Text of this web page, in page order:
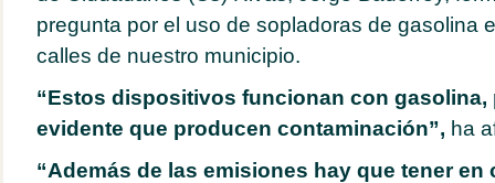
pregunta por el uso de sopladoras de gasolina
calles de nuestro municipio.
“Estos dispositivos funcionan con gasolina,
evidente que producen contaminación”, ha
“Además de las emisiones hay que tener en